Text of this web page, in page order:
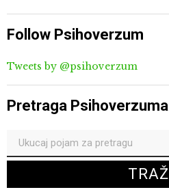
Follow Psihoverzum
Tweets by @psihoverzum
Pretraga Psihoverzuma